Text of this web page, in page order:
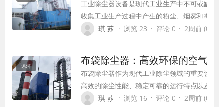
工业除尘器设备是现代工业生产中不可或缺
收集工业生产过程中产生的粉尘、烟雾和有
康，防止环境污染，同时还能回收有价值的
琪 苏 · 浏览 23 · 评论 0 · 2周前 (07-
漯河 布袋除尘器：高效环保的空气
布袋除尘器作为现代工业除尘领域的重要设
高效的除尘性能、稳定可靠的运行特点以及
范围，已成为各类工业生产中不可或缺的环
琪 苏 · 浏览 16 · 评论 0 · 2周前 (07-